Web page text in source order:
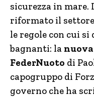
sicurezza in
riformato il
le regole con cui
bagnanti: la
FederNuoto di
capogruppo di
governo che ha